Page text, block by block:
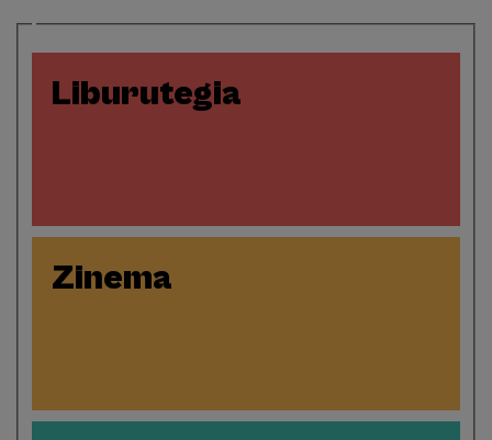
Liburutegia
Zinema